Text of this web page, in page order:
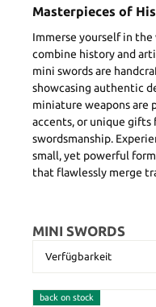
Masterpieces of
Immerse yourself in
combine history and
mini swords are
showcasing authentic
miniature weapons are
accents, or unique gifts
swordsmanship.
small, yet powerful
that flawlessly merge
MINI SWORDS
back on stock